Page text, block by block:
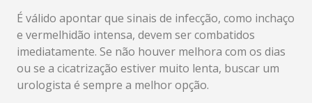
É válido apontar que sinais de infecção, como inchaço
e vermelhidão intensa, devem ser combatidos
imediatamente. Se não houver melhora com os dias
ou se a cicatrização estiver muito lenta, buscar um
urologista é sempre a melhor opção.